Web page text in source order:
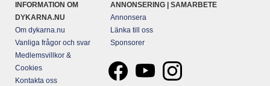
INFORMATION OM
DYKARNA.NU
Om dykarna.nu
Vanliga frågor och svar
Medlemsvillkor &
Cookies
Kontakta oss
ANNONSERING | SAMARBETE
Annonsera
Länka till oss
Sponsorer